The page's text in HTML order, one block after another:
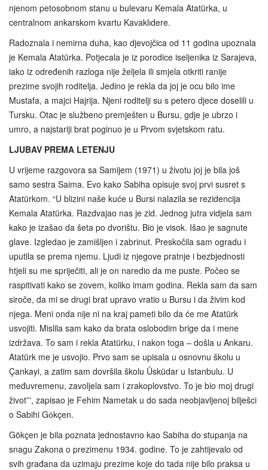
njenom petosobnom stanu u bulevaru Kemala Atatürka, u
centralnom ankarskom kvartu Kavaklıdere.
Radoznala i nemirna duha, kao djevojčica od 11 godina upoznala
je Kemala Atatürka. Potjecala je iz porodice iseljenika iz Sarajeva,
iako iz određenih razloga nije željela ili smjela otkriti ranije
prezime svojih roditelja. Jedino je rekla da joj je ocu bilo ime
Mustafa, a majci Hajrija. Njeni roditelji su s petero djece doselili u
Tursku. Otac je službeno premješten u Bursu, gdje je ubrzo i
umro, a najstariji brat poginuo je u Prvom svjetskom ratu.
LJUBAV PREMA LETENJU
U vrijeme razgovora sa Samijem (1971) u životu joj je bila još
samo sestra Saima. Evo kako Sabiha opisuje svoj prvi susret s
Atatürkom. “U blizini naše kuće u Bursi nalazila se rezidencija
Kemala Atatürka. Razdvajao nas je zid. Jednog jutra vidjela sam
kako je izašao da šeta po dvorištu. Bio je visok. Išao je sagnute
glave. Izgledao je zamišljen i zabrinut. Preskočila sam ogradu i
uputila se prema njemu. Ljudi iz njegove pratnje i bezbjednosti
htjeli su me spriječiti, ali je on naredio da me puste. Počeo se
raspitivati kako se zovem, koliko imam godina. Rekla sam da sam
siroče, da mi se drugi brat upravo vratio u Bursu i da živim kod
njega. Meni onda nije ni na kraj pameti bilo da će me Atatürk
usvojiti. Mislila sam kako da brata oslobodim brige da i mene
izdržava. To sam i rekla Atatürku, i nakon toga – došla u Ankaru.
Atatürk me je usvojio. Prvo sam se upisala u osnovnu školu u
Çankayi, a zatim sam dovršila školu Üsküdar u Istanbulu. U
međuvremenu, zavoljela sam i zrakoplovstvo. To je bio moj drugi
život'”, zapisao je Fehim Nametak u do sada neobjavljenoj bilješci
o Sabihi Gӧkçen.
Gökçen je bila poznata jednostavno kao Sabiha do stupanja na
snagu Zakona o prezimenu 1934. godine. To je zahtijevalo od
svih građana da uzimaju prezime koje do tada nije bilo praksa u